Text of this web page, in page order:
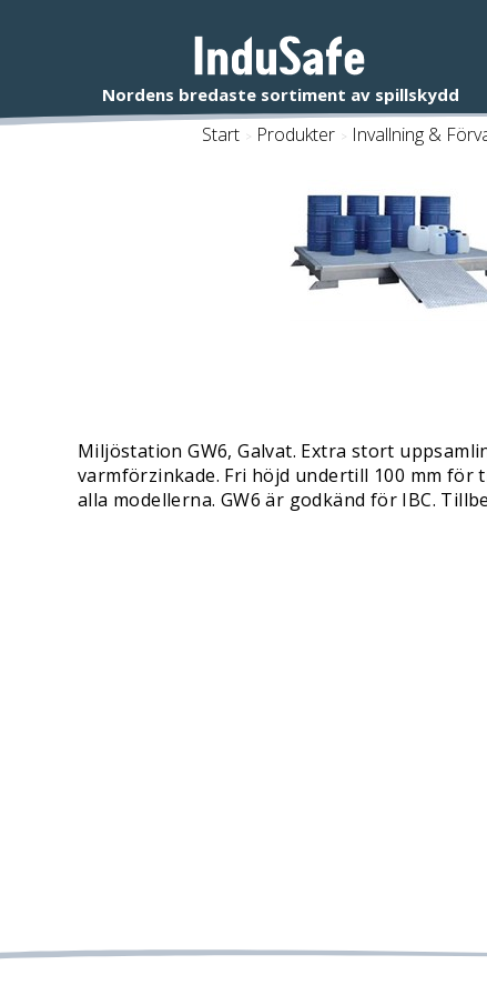
Start / Produkter / Invallning &
Miljöstation GW6, Galvat. Extra stort
varmförzinkade. Fri höjd undertill 100 mm för
alla modellerna. GW6 är godkänd för IBC.